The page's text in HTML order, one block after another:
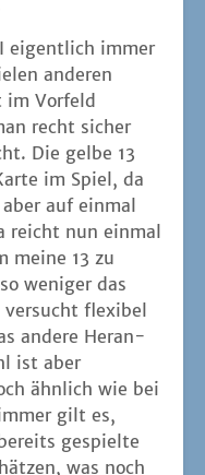
fle­xi­bel
ande­re Her­an­
ist aber
ähn­lich wie bei
gilt es,
gespiel­te
was noch
Sieg­punk­
Man kann pro­
in den Sand
und fina­le Run­
Somit bleibt
und weiß
gefällt mir somit
the­ma­ti­sche Ein­